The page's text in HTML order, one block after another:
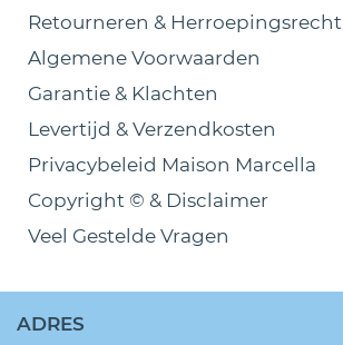
Retourneren & Herroepingsrecht
Algemene Voorwaarden
Garantie & Klachten
Levertijd & Verzendkosten
Privacybeleid Maison Marcella
Copyright © & Disclaimer
Veel Gestelde Vragen
ADRES